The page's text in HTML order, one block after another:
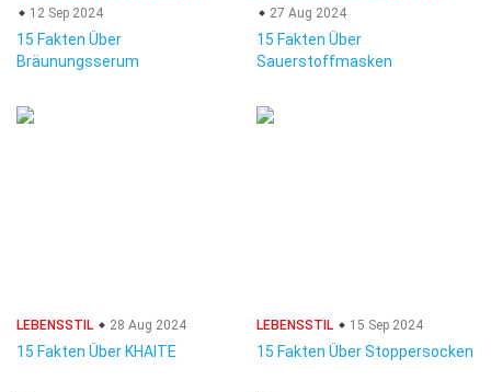
12 Sep 2024
15 Fakten Über
Bräunungsserum
27 Aug 2024
15 Fakten Über
Sauerstoffmasken
LEBENSSTIL 28 Aug 2024
15 Fakten Über KHAITE
LEBENSSTIL 15 Sep 2024
15 Fakten Über Stoppersocken